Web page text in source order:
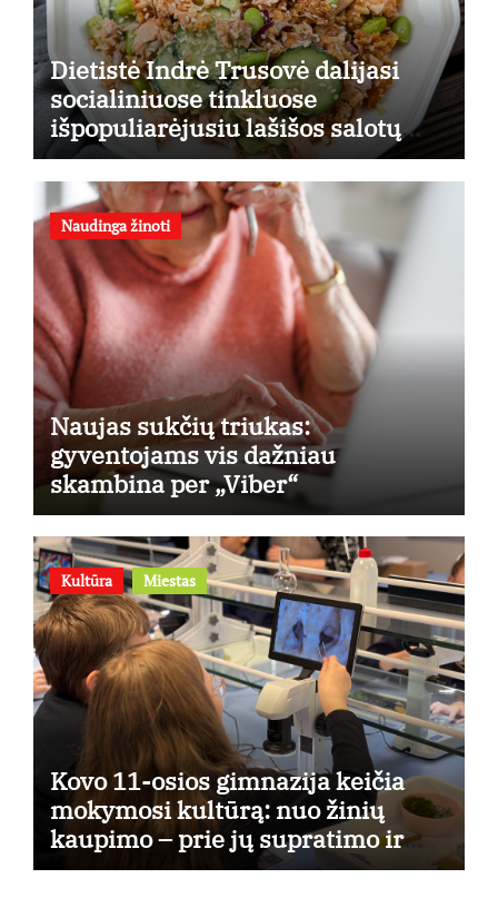
Dietistė Indrė Trusovė dalijasi
socialiniuose tinkluose
išpopuliarėjusiu lašišos salotų
receptu
Naudinga žinoti
Naujas sukčių triukas:
gyventojams vis dažniau
skambina per „Viber“
Kultūra Miestas
Kovo 11-osios gimnazija keičia
mokymosi kultūrą: nuo žinių
kaupimo – prie jų supratimo ir
taikymo